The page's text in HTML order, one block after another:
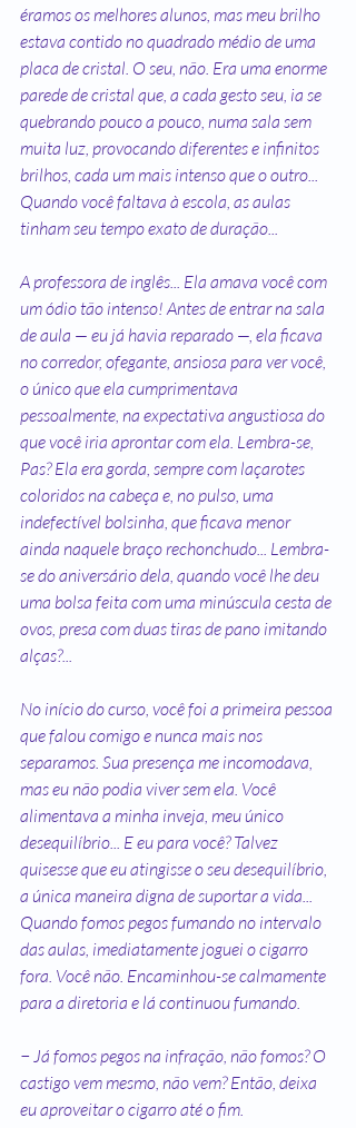
éramos os melhores alunos, mas meu brilho
estava contido no quadrado médio de uma
placa de cristal. O seu, não. Era uma enorme
parede de cristal que, a cada gesto seu, ia se
quebrando pouco a pouco, numa sala sem
muita luz, provocando diferentes e infinitos
brilhos, cada um mais intenso que o outro...
Quando você faltava à escola, as aulas
tinham seu tempo exato de duração...
A professora de inglês... Ela amava você com
um ódio tão intenso! Antes de entrar na sala
de aula — eu já havia reparado —, ela ficava
no corredor, ofegante, ansiosa para ver você,
o único que ela cumprimentava
pessoalmente, na expectativa angustiosa do
que você iria aprontar com ela. Lembra-se,
Pas? Ela era gorda, sempre com laçarotes
coloridos na cabeça e, no pulso, uma
indefectível bolsinha, que ficava menor
ainda naquele braço rechonchudo... Lembra-
se do aniversário dela, quando você lhe deu
uma bolsa feita com uma minúscula cesta de
ovos, presa com duas tiras de pano imitando
alças?...
No início do curso, você foi a primeira pessoa
que falou comigo e nunca mais nos
separamos. Sua presença me incomodava,
mas eu não podia viver sem ela. Você
alimentava a minha inveja, meu único
desequilíbrio... E eu para você? Talvez
quisesse que eu atingisse o seu desequilíbrio,
a única maneira digna de suportar a vida...
Quando fomos pegos fumando no intervalo
das aulas, imediatamente joguei o cigarro
fora. Você não. Encaminhou-se calmamente
para a diretoria e lá continuou fumando.
− Já fomos pegos na infração, não fomos? O
castigo vem mesmo, não vem? Então, deixa
eu aproveitar o cigarro até o fim.